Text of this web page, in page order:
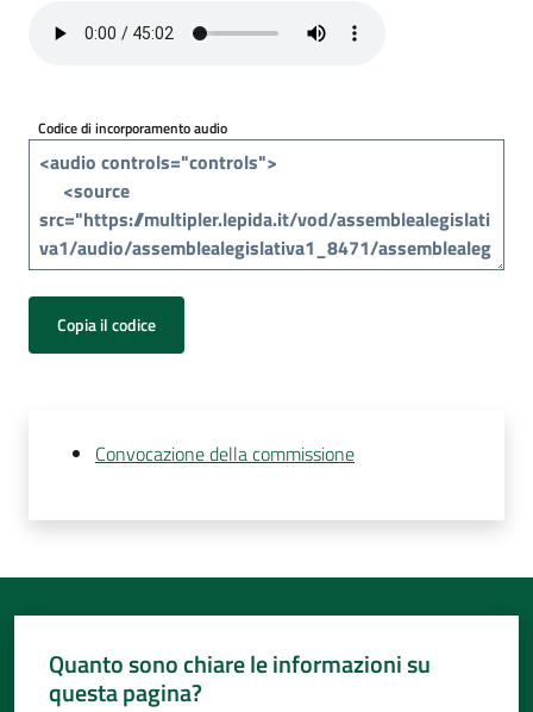
media
i
cittadini
Codice di incorporamento audio
Copia il codice
Convocazione della commissione
Quanto sono chiare le informazioni su
questa pagina?